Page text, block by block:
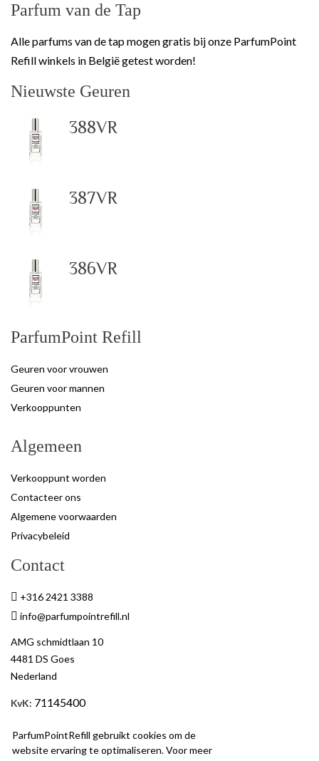
ParfumPointRefill gebruikt cookies om de
website ervaring te optimaliseren. Voor meer
Parfum van de Tap
Alle parfums van de tap mogen gratis bij onze ParfumPoint
Refill winkels in België getest worden!
Nieuwste Geuren
388VR
387VR
386VR
ParfumPoint Refill
Geuren voor vrouwen
Geuren voor mannen
Verkooppunten
Algemeen
Verkooppunt worden
Contacteer ons
Algemene voorwaarden
Privacybeleid
Contact
+316 2421 3388
info@parfumpointrefill.nl
AMG schmidtlaan 10
4481 DS Goes
Nederland
KvK: 71145400